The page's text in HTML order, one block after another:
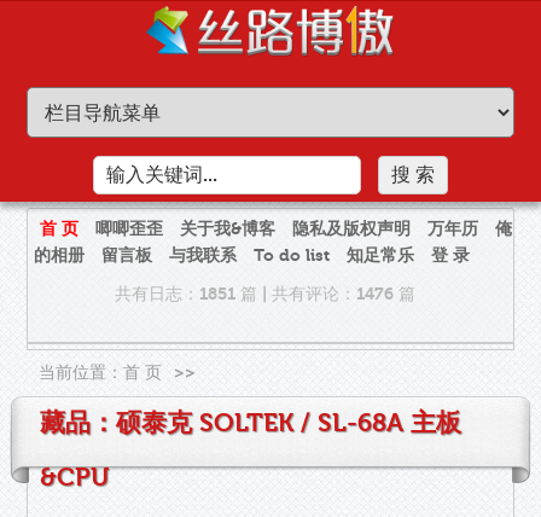
首 页 唧唧歪歪 关于我&博客 隐私及版权声明 万年历
俺
的相册
留言板 与我联系 To do list 知足常乐
登 录
共有日志：1851 篇
共有评论：1476 篇
当前位置：首 页 >>
藏品：硕泰克 SOLTEK / SL-68A 主板
&CPU